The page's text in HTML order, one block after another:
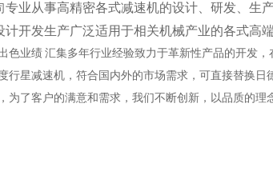
专业从事高精密各式减速机的设计、研发、生
开发生产广泛适用于相关机械产业的各式高
色业绩 汇集多年行业经验致力于革新性产品的开发
行星减速机，符合国内外的市场需求，可直接替换日
为了客户的满意和需求，我们不断创新，以品质的理